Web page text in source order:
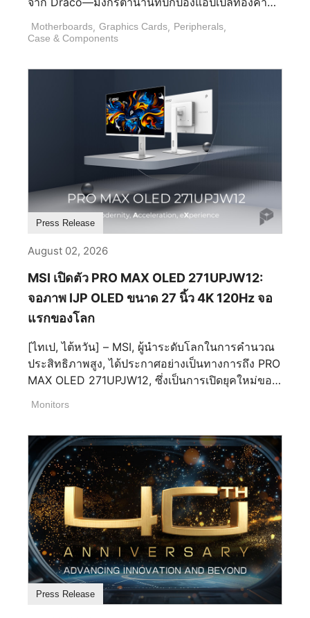
สูงถึง 2.5 เท่า นอกเหนือจากความทนทานทางกายภาพ
แล้ว PRO MAX OLED 271UPJW12 ยังให้ความสำคัญ
กับสุขภาพของคุณด้วยเทคโนโลยี MSI EyesErgo ซึ่งมี
ของดวงตาอย่างเหมาะสม นอกจากนี้ IJP OLED ยังได้
รับการรับรอง Eyesafe® 3.0 โดยการจำกัดการปล่อย
แสงสีน้ำเงินที่เป็นอันตรายให้อยู่ที่ 20% หรือน้อยกว่า
และยังเป็นไปตามมาตรฐาน Circadian Protection
Factor (CPF) การปฏิบัติตาม CPF นี้มุ่งเป้าไปที่คลื่น
แสงที่เฉพาะเจาะจงซึ่งส่งผลต่อฮอร์โมนการนอน
ป้องกันไม่ให้การสัมผัสหน้าจอในเวลากลางคืนทำลาย
คุณภาพการนอนของคุณ ศูนย์ควบคุมสูงสุดสำหรับ
ประสิทธิภาพ จอภาพขนาด 27 นิ้วพร้อมขาตั้งแบบแบน
เป็นตัวเลือกที่ชัดเจนสำหรับประสิทธิภาพบนเดสก์ท็อป
ช่วยให้พื้นที่ทำงานของคุณมีประสิทธิภาพมากขึ้นด้วย
พื้นที่ที่ใช้งานได้จำกัด ออกแบบมาเพื่อเป็นศูนย์ควบคุม
สูงสุด PRO MAX OLED 271UPJW12 รวม KVM ในตัว
รองรับ PIP/PBP และ USB-C พร้อมการจ่ายไฟ 15W
ช่วยให้คุณจัดการระบบหลายระบบได้อย่างราบรื่นด้วย
ชุดอุปกรณ์ต่อพ่วงเพียงชุดเดียว เพื่อความสะดวกสบาย
ส่วนบุคคลอย่างแท้จริง ขาตั้งแบบอีร์โกนอมิกที่ปรับได้
กับมุมมองใด ๆ นอกจากนี้การรองรับรูปแบบหลายรูป
ปรับการตั้งค่าการแสดงผลได้อย่างมีประสิทธิภาพ
สำหรับทุกสถานการณ์ MSI GAMING:
https://www.msi.com/MSI Facebook:
https://www.facebook.com/MSIGamingMSI
Instagram:
https://www.instagram.com/msigaming/MSI
YouTube:
https://www.youtube.com/user/
X: https://x.com/msitweets
ยั่งยืนและการปรากฏตัวอันยิ่งใหญ่ DRACO EPIC
ชุดฮาร์ดแวร์และอุปกรณ์ต่อพ่วงที่หลากหลาย รวมถึง
เมนบอร์ด การ์ดกราฟิก ระบบทำความเย็นด้วย
ของเหลว เคส เฮดเซ็ต คีย์บอร์ด เมาส์ และเมาส์แพด
โดยแสดงถึงมรดกด้านนวัตกรรม 40 ปีของ MSI MEG
X870E ACE MAX DRACO EPIC EDITION MEG
X870E ACE MAX DRACO EPIC EDITION ฉลอง
ครบรอบ 40 ปีของ MSI ด้วยการออกแบบ Draco ที่มี
สัมผัสพิเศษ การพิมพ์ขั้นสูงและการออกแบบลวดลาย
แสงที่โดดเด่นสร้างความลึกทางสายตาที่ยอดเยี่ยมและ
ให้ความรู้สึกสัมผัสได้กับ Draco ที่เป็นสัญลักษณ์ นอก
เหนือจากรูปลักษณ์ที่ระลึกถึงแล้ว เมนบอร์ดยังให้
ประสิทธิภาพระดับแฟลกชิปพร้อม OC Engine บน
บอร์ด PCIe 5.0 10G + 5G Dual LAN USB4 Wi-Fi 7
และนวัตกรรม EZ DIY ซึ่งกำหนดเกณฑ์ใหม่สำหรับ
เมนบอร์ด AMD X870E GeForce RTX™ 5080 16G
SUPRIM DRACO EPIC EDITION GeForce RTX™
ถึงปัญญา พลัง และความเป็นเลิศอย่างไม่มีที่สิ้นสุด
HYPER FROZR Thermal Design ผสานการออกแบบ
พัดลม STORMFORCE ห้องอัดไอน้ำที่ออกแบบมา
อย่างละเอียด และท่อแกนที่ปรับปรุงให้เหมาะสมเพื่อ
เงา และโครงอลูมิเนียมแข็งแรงกำหนดความ
แข็งแกร่งที่ละเอียดอ่อนของ SUPRIM ในขณะที่แผ่น
ปิดด้านหลังโลหะที่ผ่านกระบวนการอโนไดซ์และแกะ
สลักอย่างละเอียดเป็นเกียรติแก่มรดก 40 ปีของ MSI
ในชิ้นสะสม MEG CORELIQUID E15 DRACO EPIC
EDITION เฉลิมฉลองครบรอบ 40 ปีของ MSI คูลเลอร์
ลิมิเต็ด รุ่นนี้มีลวดลายสีน้ำเงินลึก การแกะสลักด้วย
เลเซอร์อลูมิเนียมแบบกำหนดเอง และแอนิเมชั่น
Draco พิเศษ การออกแบบเฟรมพัดลมแบบรวมอยู่
ภายในแสดงให้เห็นถึงการออกแบบแบบคอสมิกใน
ขณะเดียวกันก็ปลดปล่อยประสิทธิภาพความร้อนสูงสุด
Motherboards, Graphics Cards, Peripherals,
Case & Components
Press Release
August 02, 2026
MSI เปิดตัว PRO MAX OLED 271UPJW12:
จอภาพ IJP OLED ขนาด 27 นิ้ว 4K 120Hz จอ
แรกของโลก
[ไทเป, ไต้หวัน] – MSI, ผู้นำระดับโลกในการคำนวณ
ประสิทธิภาพสูง, ได้ประกาศอย่างเป็นทางการถึง PRO
MAX OLED 271UPJW12, ซึ่งเป็นการเปิดยุคใหม่ของ
เชื่อมระหว่างประสิทธิภาพการทำงานที่มี
ประสิทธิภาพสูงและความบันเทิงระดับพรีเมียมได้
อย่างราบรื่น ความชัดเจนที่ไม่มีใครเทียบและความ
คมชัดที่ไม่มีที่สิ้นสุด PRO MAX OLED 271UPJW12
มีจอแสดงผล 27 นิ้ว 4K ที่น่าทึ่งพร้อมอัตรารีเฟรช
120Hz ที่ราบรื่น ด้วยความหนาแน่น 164 PPI และ
การจัดวางเม็ดสี RGB Stripe ที่เหมือนกับโครงสร้าง
RGB แบบสม่ำเสมอของจอ LCD แบบดั้งเดิม, การ
ออกแบบขั้นสูงนี้ช่วยขจัดสีขอบได้อย่างมี
ประสิทธิภาพ, ปรับปรุงความชัดเจนของข้อความและ
Monitors
Press Release